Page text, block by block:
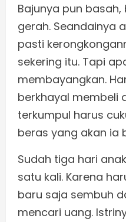
Bajunya pun
gerah. Seandainya
pasti
sekering itu. Tapi
membayangkan.
berkhayal membeli
terkumpul harus
beras yang akan ia
Sudah tiga hari
satu kali. Karena
baru saja sembuh
mencari uang.